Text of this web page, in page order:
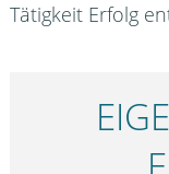
Tätigkeit Erfolg